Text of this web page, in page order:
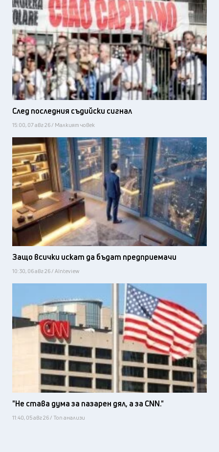
След последния съдийски сигнал
15:00, 07 авг 26 / Малкият човек
Защо всички искат да бъдат предприемачи
10:30, 06 авг 26 / AInteview
"Не става дума за пазарен дял, а за CNN."
11:40, 05 авг 26 / Топ анализи